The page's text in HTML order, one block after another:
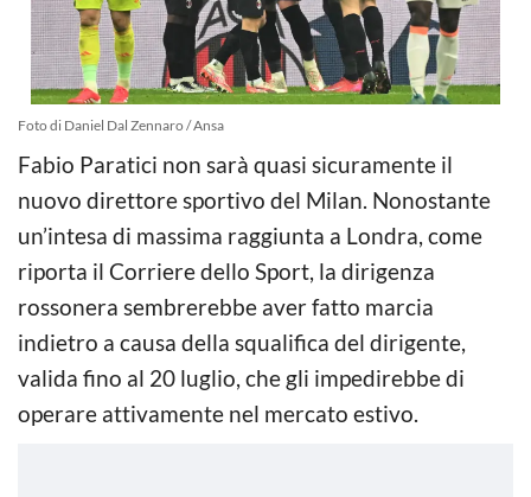
Foto di Daniel Dal Zennaro / Ansa
Fabio Paratici non sarà quasi sicuramente il
nuovo direttore sportivo del Milan. Nonostante
un’intesa di massima raggiunta a Londra, come
riporta il Corriere dello Sport, la dirigenza
rossonera sembrerebbe aver fatto marcia
indietro a causa della squalifica del dirigente,
valida fino al 20 luglio, che gli impedirebbe di
operare attivamente nel mercato estivo.